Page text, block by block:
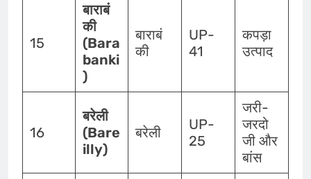
15
बाराबं
की
(Bara
banki
)
बाराबं
की
UP-
41
कपड़ा
उत्पाद
16
बरेली
(Bare
illy)
बरेली
UP-
25
जरी-
जरदो
जी और
बांस